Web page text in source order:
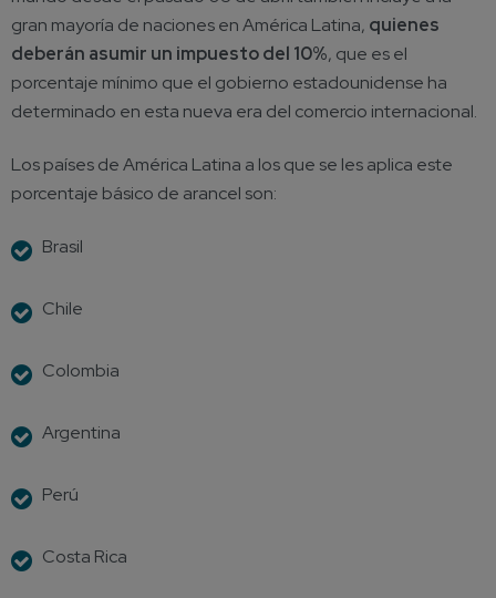
gran mayoría de naciones en América Latina, quienes
deberán asumir un impuesto del 10%, que es el
porcentaje mínimo que el gobierno estadounidense ha
determinado en esta nueva era del comercio internacional.
Los países de América Latina a los que se les aplica este
porcentaje básico de arancel son:
Brasil
Chile
Colombia
Argentina
Perú
Costa Rica